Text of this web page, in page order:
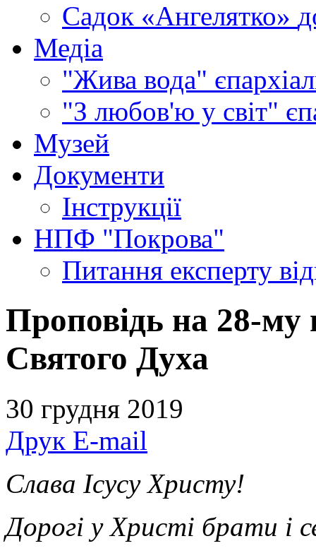
Садок «Ангелятко»
Медіа
"Жива вода"
"З любов'ю у світ"
Музей
Документи
Інструкції
НПФ "Покрова"
Питання експерту
Проповідь на 28-му
Святого Духа
30 грудня 2019
Друк E-mail
Слава Ісусу Христу!
Дорогі у Христі брати і